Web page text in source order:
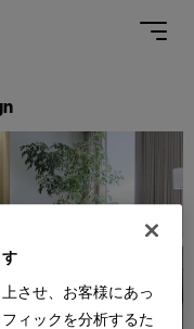
させ、お客様にあっ
ィックを分析するた